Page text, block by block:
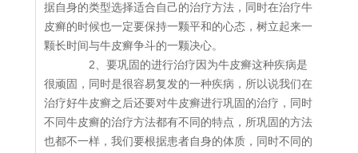
据自身的类型选择适合自己的治疗方法，同时在治疗牛
皮癣的时候也一定要保持一颗平和的心态，树立起来一
颗长时间与牛皮癣争斗的一颗决心。
2、要巩固的进行治疗因为牛皮癣这种疾病是
很顽固，同时是很容易复发的一种疾病，所以说我们在
治疗好牛皮癣之后还要对牛皮癣进行巩固的治疗，同时
不同牛皮癣的治疗方法都有不同的特点，所巩固的方法
也都不一样，我们要根据患者自身的体质，同时不同的